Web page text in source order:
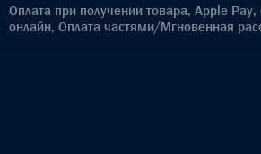
Оплата при получении товара, Apple
онлайн, Оплата частями/Мгновенная